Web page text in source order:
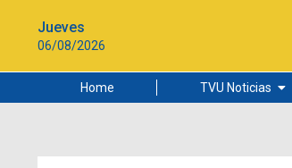
Jueves
06/08/2026
Home TVU Noticias
Ciudad